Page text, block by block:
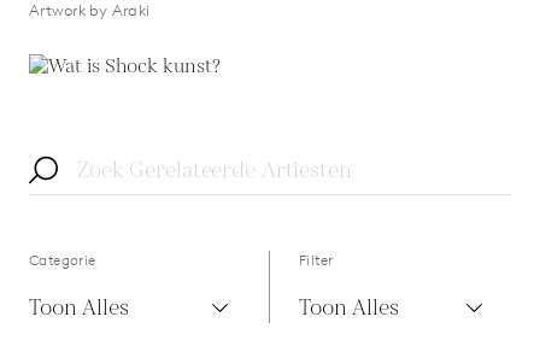
Artwork by Araki
Categorie
Toon Alles
Filter
Toon Alles